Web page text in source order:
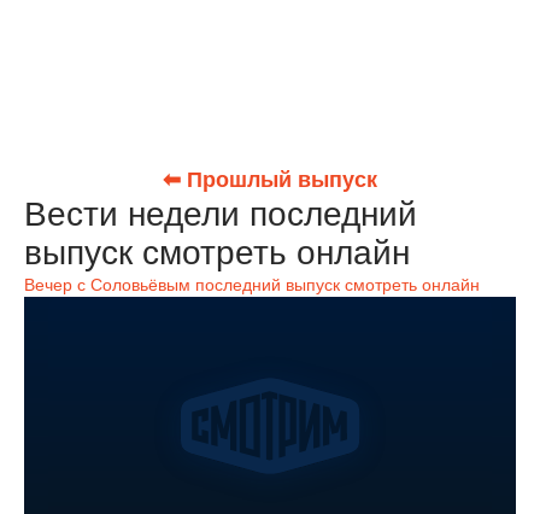
⬅ Прошлый выпуск
Вести недели последний
выпуск смотреть онлайн
Вечер с Соловьёвым последний выпуск смотреть онлайн